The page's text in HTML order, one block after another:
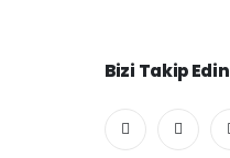
Bizi Takip Edin